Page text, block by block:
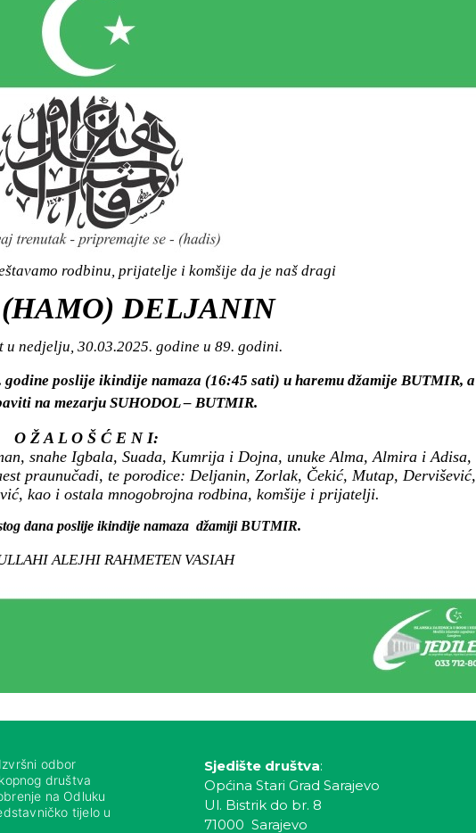
rodbinu, prijatelje i komšije da je naš dragi
DELJANIN
u nedjelju, 30.03.2025. godine u 89. godini.
godine poslije ikindije namaza (16:45 sati) u haremu džamije BUTMIR, a
na mezarju SUHODOL – BUTMIR.
O Ž A L O Š Ć E N I:
snahe Igbala, Suada, Kumrija i Dojna, unuke Alma, Almira i Adisa,
praunučadi, te porodice: Deljanin, Zorlak, Čekić, Mutap, Dervišević,
kao i ostala mnogobrojna rodbina, komšije i prijatelji.
dana poslije ikindije namaza džamiji BUTMIR.
ALEJHI RAHMETEN VASIAH
odbor
društva
na Odluku
tijelo u
Sjedište društva:
Općina Stari Grad Sarajevo
Ul. Bistrik do br. 8
71000 Sarajevo